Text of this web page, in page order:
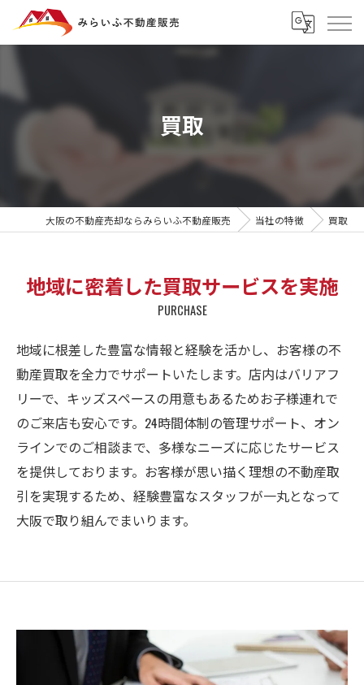
買取
大阪の不動産売却ならみらいふ不動産販売 当社の特徴 買取
地域に密着した買取サービスを実施
PURCHASE
地域に根差した豊富な情報と経験を活かし、お客様の不
動産買取を全力でサポートいたします。店内はバリアフ
リーで、キッズスペースの用意もあるためお子様連れで
のご来店も安心です。24時間体制の管理サポート、オン
ラインでのご相談まで、多様なニーズに応じたサービス
を提供しております。お客様が思い描く理想の不動産取
引を実現するため、経験豊富なスタッフが一丸となって
大阪で取り組んでまいります。